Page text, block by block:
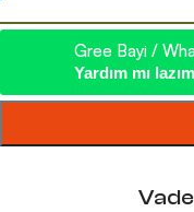
Gree Bayi /
Yardım mı